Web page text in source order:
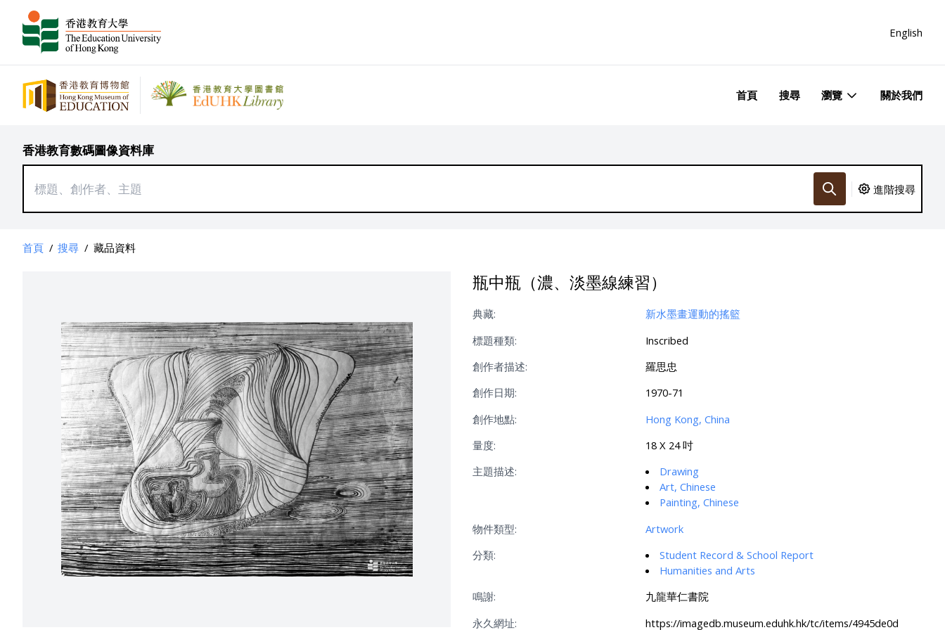
English
首頁 搜尋 瀏覽 關於我們
香港教育數碼圖像資料庫
進階搜尋
首頁 / 搜尋 / 藏品資料
瓶中瓶（濃、淡墨線練習）
典藏:
新水墨畫運動的搖籃
標題種類:
Inscribed
創作者描述:
羅思忠
創作日期:
1970-71
創作地點:
Hong Kong, China
量度:
18 X 24 吋
主題描述:
Drawing
Art, Chinese
Painting, Chinese
物件類型:
Artwork
分類:
Student Record & School Report
Humanities and Arts
鳴謝:
九龍華仁書院
永久網址:
https://imagedb.museum.eduhk.hk/tc/items/4945de0d